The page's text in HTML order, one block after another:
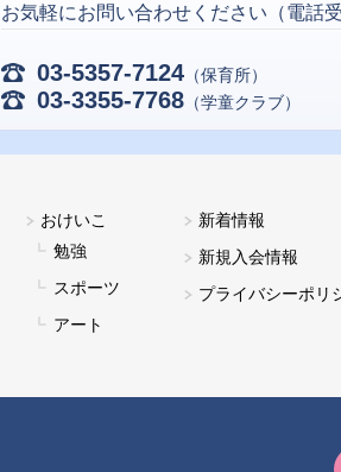
お気軽にお問い合わせください（電話
03-5357-7124 （保育所）
03-3355-7768 （学童クラブ）
ベビーシッター
おけいこ
勉強
スポーツ
アート
新着情報
新規入会情報
プライバシーポリ